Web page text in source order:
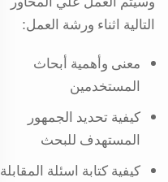
التالية اثناء ورشة العمل:
معنى وأهمية أبحاث
المستخدمين
كيفية تحديد الجمهور
المستهدف للبحث
كيفية كتابة اسئلة المقابلة